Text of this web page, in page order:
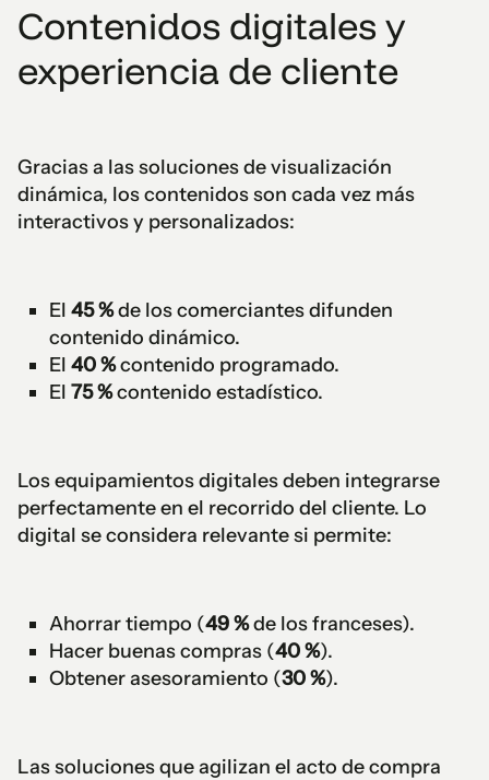
Contenidos digitales y
experiencia de cliente
Gracias a las soluciones de visualización
dinámica, los contenidos son cada vez más
interactivos y personalizados:
El 45 %de los comerciantes difunden
contenido dinámico.
El 40 %contenido programado.
El 75 %contenido estadístico.
Los equipamientos digitales deben integrarse
perfectamente en el recorrido del cliente. Lo
digital se considera relevante si permite:
Ahorrar tiempo (49 %de los franceses).
Hacer buenas compras (40 %).
Obtener asesoramiento (30 %).
Las soluciones que agilizan el acto de compra